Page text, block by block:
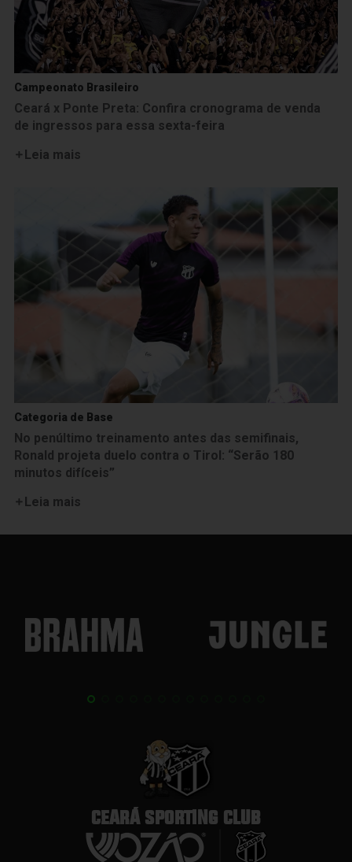
Campeonato Brasileiro
Ceará x Ponte Preta: Confira cronograma de venda
de ingressos para essa sexta-feira
Leia mais
Categoria de Base
No penúltimo treinamento antes das semifinais,
Ronald projeta duelo contra o Tirol: “Serão 180
minutos difíceis”
Leia mais
CEARÁ SPORTING CLUB